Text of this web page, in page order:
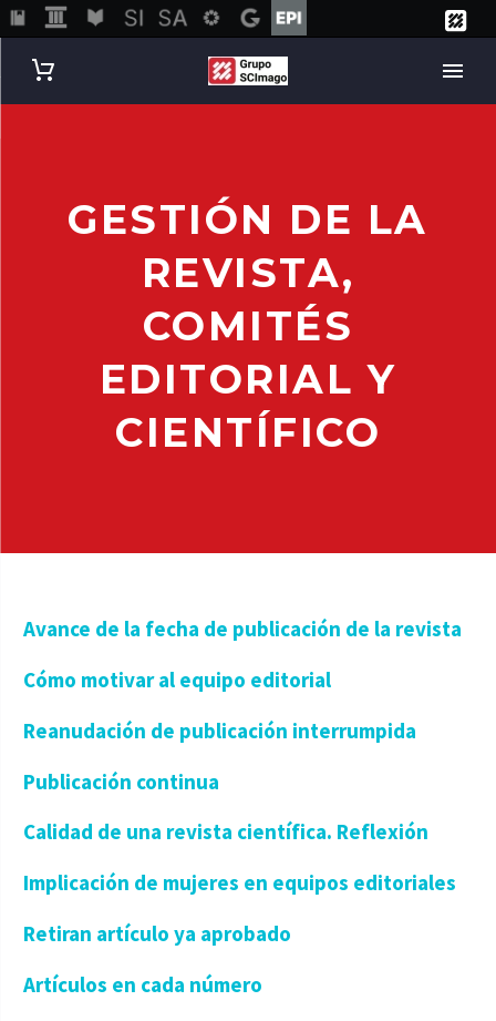
GESTIÓN DE LA
REVISTA,
COMITÉS
EDITORIAL Y
CIENTÍFICO
Avance de la fecha de publicación de la revista
Cómo motivar al equipo editorial
Reanudación de publicación interrumpida
Publicación continua
Calidad de una revista científica. Reflexión
Implicación de mujeres en equipos editoriales
Retiran artículo ya aprobado
Artículos en cada número